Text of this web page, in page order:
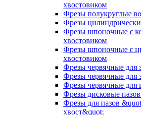
хвостовиком
Фрезы полукруглые
Фрезы
Фрезы шпоночные с
хвостовиком
Фрезы шпоночные с
хвостовиком
Фрезы червячные для
Фрезы червячные для
Фрезы червячные для
Фрезы дисковые
Фрезы для пазов
хвост&quot;